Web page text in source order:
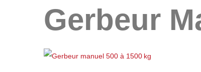
Gerbeur